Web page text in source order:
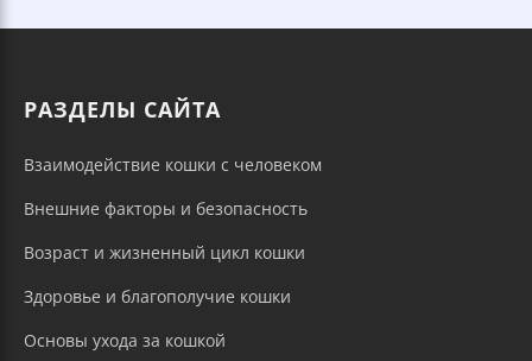
РАЗДЕЛЫ САЙТА
Взаимодействие кошки с человеком
Внешние факторы и безопасность
Возраст и жизненный цикл кошки
Здоровье и благополучие кошки
Основы ухода за кошкой